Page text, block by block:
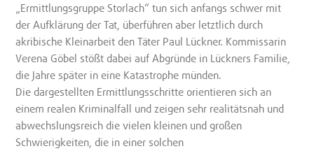
„Ermittlungsgruppe Storlach“ tun sich anfangs schwer mit
der Aufklärung der Tat, überführen aber letztlich durch
akribische Kleinarbeit den Täter Paul Lückner. Kommissarin
Verena Göbel stößt dabei auf Abgründe in Lückners Familie,
die Jahre später in eine Katastrophe münden.
Die dargestellten Ermittlungsschritte orientieren sich an
einem realen Kriminalfall und zeigen sehr realitätsnah und
abwechslungsreich die vielen kleinen und großen
Schwierigkeiten, die in einer solchen